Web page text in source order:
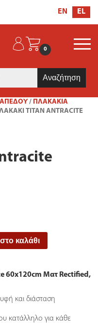
EN EL
0
/ ΠΛΑΚΆΚΙΑ
TITAN ANTRACITE
καλάθι
60x120cm Ματ Rectified,
και διάσταση
κατάλληλο για κάθε